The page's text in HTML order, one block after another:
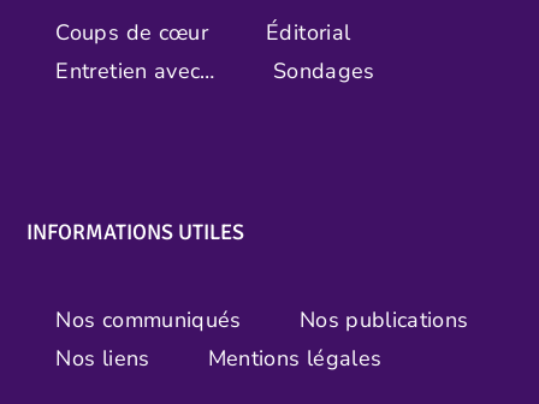
Coups de cœur
Éditorial
Entretien avec…
Sondages
INFORMATIONS UTILES
Nos communiqués
Nos publications
Nos liens
Mentions légales